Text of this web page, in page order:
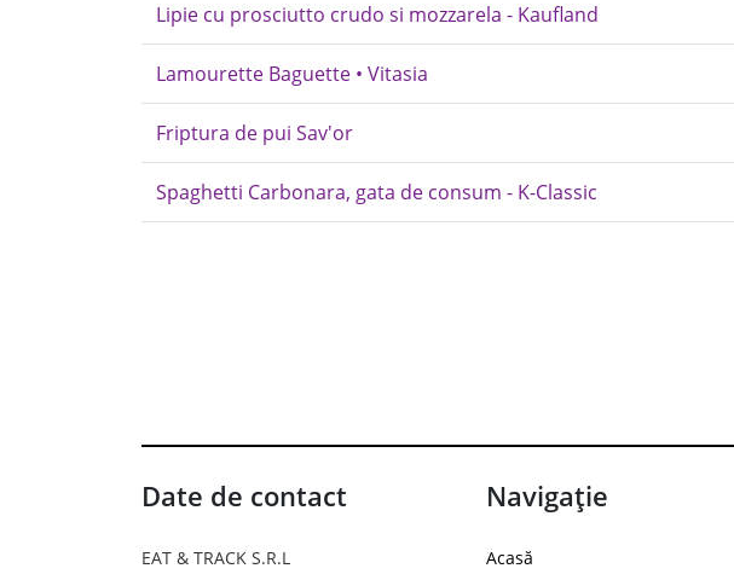
Lipie cu prosciutto crudo si mozzarela - Kaufland
Lamourette Baguette • Vitasia
Friptura de pui Sav'or
Spaghetti Carbonara, gata de consum - K-Classic
Date de contact
EAT & TRACK S.R.L
Navigație
Acasă